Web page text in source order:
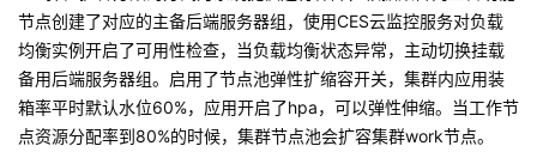
节点创建了对应的主备后端服务器组，使用CES云监控服务对负载
均衡实例开启了可用性检查，当负载均衡状态异常，主动切换挂载
备用后端服务器组。启用了节点池弹性扩缩容开关，集群内应用装
箱率平时默认水位60%，应用开启了hpa，可以弹性伸缩。当工作节
点资源分配率到80%的时候，集群节点池会扩容集群work节点。